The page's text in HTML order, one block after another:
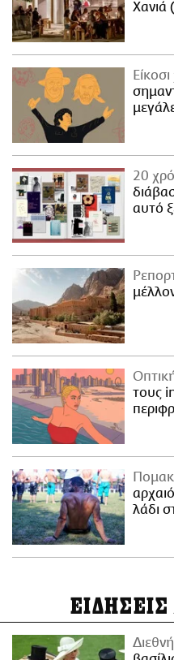
Χανιά
20
αυτό
τους
λάδι
ΕΙΔΗΣΕΙΣ
Διεθνή